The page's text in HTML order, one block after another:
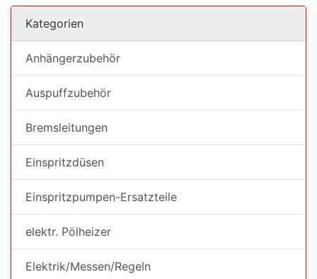
Kategorien
Anhängerzubehör
Auspuffzubehör
Bremsleitungen
Einspritzdüsen
Einspritzpumpen-Ersatzteile
elektr. Pölheizer
Elektrik/Messen/Regeln